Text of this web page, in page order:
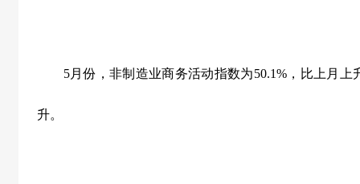
5月份，非制造业商务活动指数为50.1%，比上月上
升。